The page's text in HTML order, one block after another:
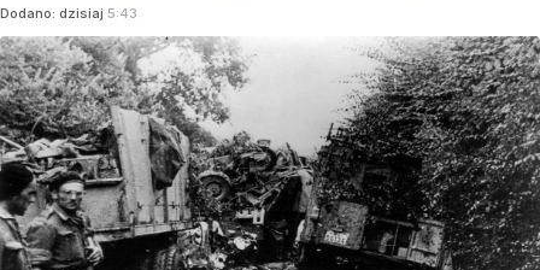
Dodano: dzisiaj 5:43